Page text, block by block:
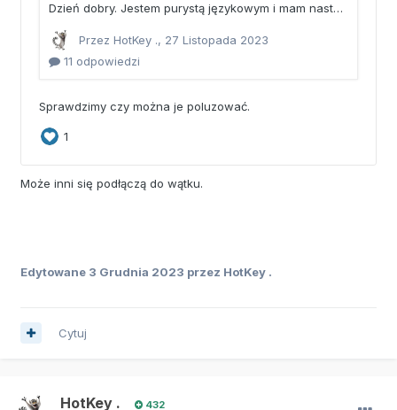
Może inni się podłączą do wątku.
Edytowane 3 Grudnia 2023 przez HotKey .
Cytuj
HotKey . 432